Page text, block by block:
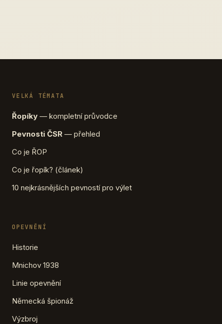
VELKÁ TÉMATA
Řopíky — kompletní průvodce
Pevnosti ČSR — přehled
Co je ŘOP
Co je řopík? (článek)
10 nejkrásnějších pevností pro výlet
OPEVNĚNÍ
Historie
Mnichov 1938
Linie opevnění
Německá špionáž
Výzbroj